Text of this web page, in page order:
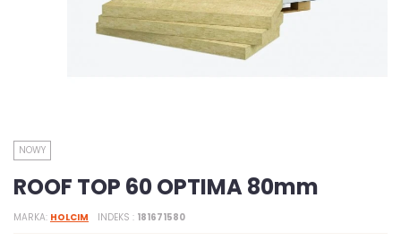
NOWY
ROOF TOP 60 OPTIMA 80mm
MARKA HOLCIM INDEKS 181671580